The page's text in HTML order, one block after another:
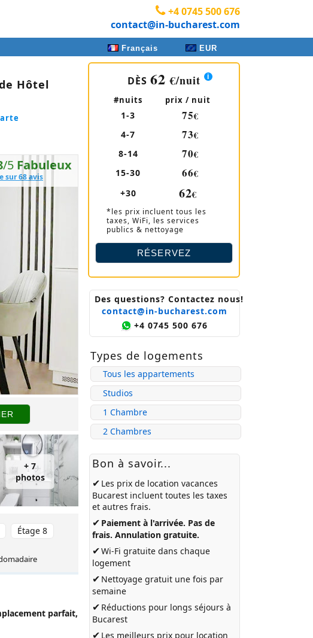
+4 0745 500 676
contact@in-bucharest.com
Français EUR
Hôtel
/5 Fabuleux
sur 68 avis
+ 7
photos
Étage 8
parfait,
DÈS 62 €/nuit
#nuits prix / nuit
1-3 75€
4-7 73€
8-14 70€
15-30 66€
+30 62€
*les prix incluent tous les
taxes, WiFi, les services
publics & nettoyage
Des questions? Contactez nous!
contact@in-bucharest.com
+4 0745 500 676
Types de logements
Tous les appartements
Studios
1 Chambre
2 Chambres
Bon à savoir...
✔ Les prix de location vacances
Bucarest incluent toutes les taxes
et autres frais.
✔ Paiement à l'arrivée. Pas de
frais. Annulation gratuite.
✔Wi-Fi gratuite dans chaque
logement
✔ Nettoyage gratuit une fois par
semaine
✔ Réductions pour longs séjours à
Bucarest
✔ Les meilleurs prix pour location